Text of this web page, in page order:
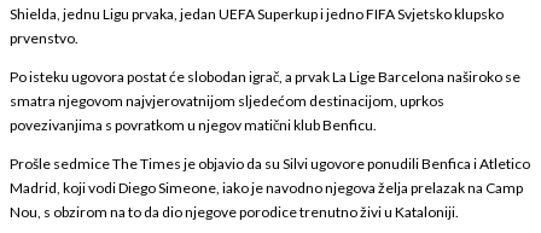
Shielda, jednu Ligu prvaka, jedan UEFA Superkup i jedno FIFA Svjetsko klupsko
prvenstvo.
Po isteku ugovora postat će slobodan igrač, a prvak La Lige Barcelona naširoko se
smatra njegovom najvjerovatnijom sljedećom destinacijom, uprkos
povezivanjima s povratkom u njegov matični klub Benficu.
Prošle sedmice The Times je objavio da su Silvi ugovore ponudili Benfica i Atletico
Madrid, koji vodi Diego Simeone, iako je navodno njegova želja prelazak na Camp
Nou, s obzirom na to da dio njegove porodice trenutno živi u Kataloniji.